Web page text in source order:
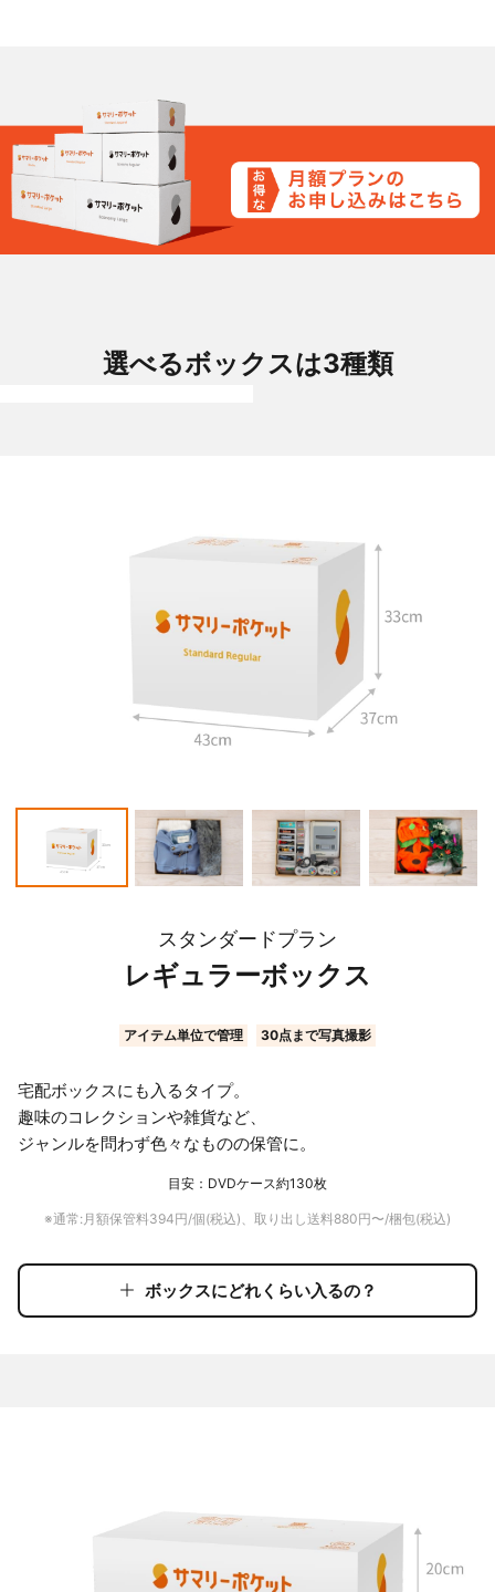
選べるボックスは3種類
スタンダードプラン
レギュラーボックス
アイテム単位で管理 30点まで写真撮影
宅配ボックスにも入るタイプ。
趣味のコレクションや雑貨など、
ジャンルを問わず色々なものの保管に。
目安：DVDケース約130枚
※通常:月額保管料394円/個(税込)、取り出し送料880円〜/梱包(税込)
ボックスにどれくらい入るの？
ボックスにどれくらい入るの？